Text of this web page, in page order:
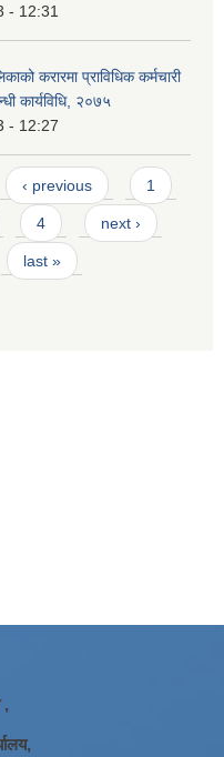
- 12:31
करारमा प्राविधिक कर्मचारी
कार्यविधि, २०७५
- 12:27
‹ previous 1
4 next ›
last »
,